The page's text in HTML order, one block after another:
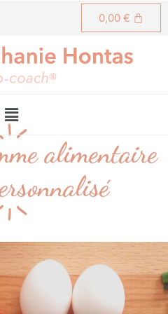
0,00 €
alimentaire